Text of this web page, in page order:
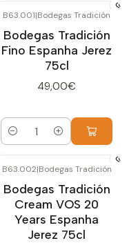
B63.001|Bodegas Tradición
Bodegas Tradición
Fino Espanha Jerez
75cl
49,00€
Quantidade
B63.002|Bodegas Tradición
Bodegas Tradición
Cream VOS 20
Years Espanha
Jerez 75cl